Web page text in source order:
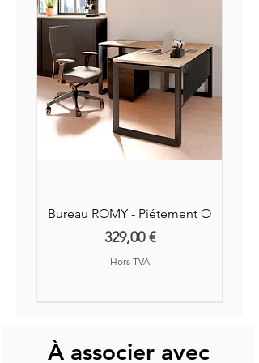
Bureau ROMY - Piétement O
Prix
329,00 €
Hors TVA
À associer avec